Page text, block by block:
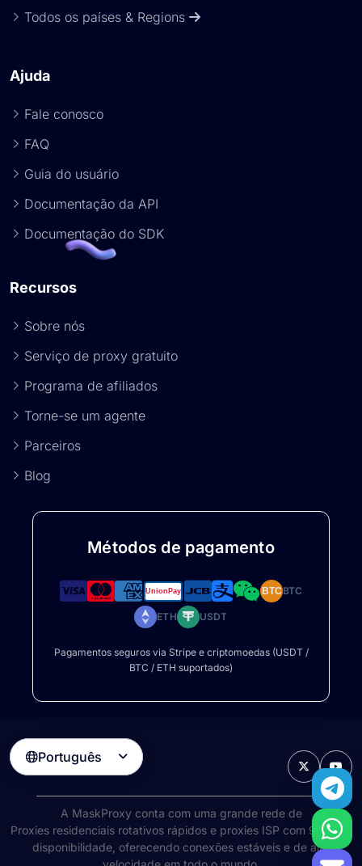
Todos os países & Regions
Ajuda
Fale conosco
FAQ
Guia do usuário
Documentação da API
Documentação do SDK
Recursos
Sobre nós
Serviço de proxy gratuito
Programa de afiliados
Torne-se um agente
Parceiros
Blog
Métodos de pagamento
BTCBTC
ETH USDT
Pagamentos seguros via Stripe e criptomoedas (USDT /
BTC / ETH suportados)
Português 
A MaskProxy conta com uma grande rede de
Proxies residenciais rotativos rápidos e proxies ISP com 99% de
disponibilidade, oferecendo conexões estáveis e de alta